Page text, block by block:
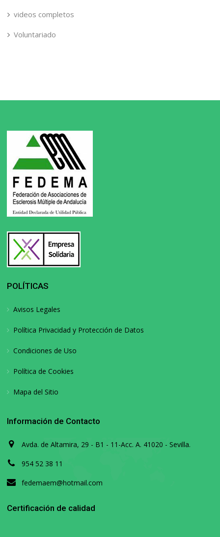
videos completos
Voluntariado
POLÍTICAS
Avisos Legales
Política Privacidad y Protección de Datos
Condiciones de Uso
Política de Cookies
Mapa del Sitio
Información de Contacto
Avda. de Altamira, 29 - B1 - 11-Acc. A. 41020 - Sevilla.
954 52 38 11
fedemaem@hotmail.com
Certificación de calidad